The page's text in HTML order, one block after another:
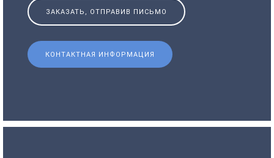
ЗАКАЗАТЬ, ОТПРАВИВ ПИСЬМО
КОНТАКТНАЯ ИНФОРМАЦИЯ